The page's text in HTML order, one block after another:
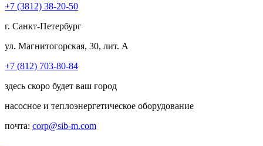
+7 (3812) 38-20-50
г. Санкт-Петербург
ул. Магнитогорская, 30, лит. А
+7 (812) 703-80-84
здесь скоро будет ваш город
насосное и теплоэнергетическое оборудование
почта: corp@sib-m.com